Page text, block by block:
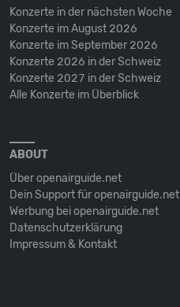
Konzerte in der nächsten Woche
Konzerte im August 2026
Konzerte im September 2026
Konzerte 2026 in der Schweiz
Konzerte 2027 in der Schweiz
Alle Konzerte im Überblick
ABOUT
Über openairguide.net
Dein Support für openairguide.net
Werbung bei openairguide.net
Datenschutz­erklärung
Impressum & Kontakt